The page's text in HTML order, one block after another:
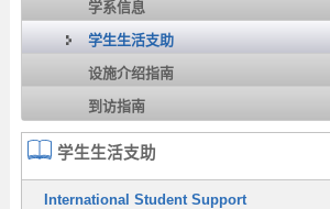
学系信息
学生生活支助
设施介绍指南
到访指南
学生生活支助
International Student Support